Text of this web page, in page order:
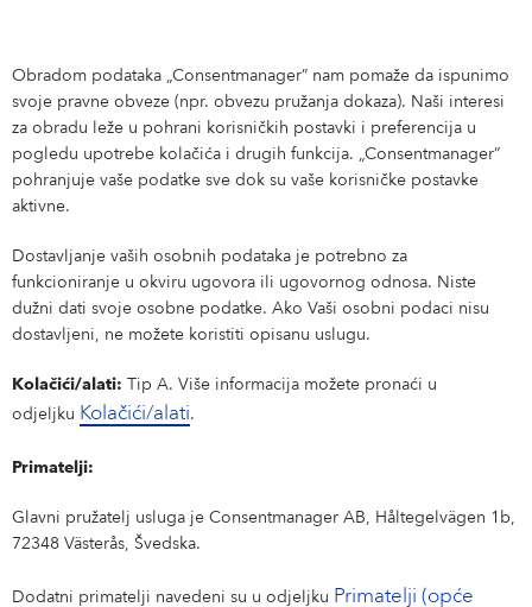
Obradom podataka „Consentmanager” nam pomaže da ispunimo
svoje pravne obveze (npr. obvezu pružanja dokaza). Naši interesi
za obradu leže u pohrani korisničkih postavki i preferencija u
pogledu upotrebe kolačića i drugih funkcija. „Consentmanager”
pohranjuje vaše podatke sve dok su vaše korisničke postavke
aktivne.
Dostavljanje vaših osobnih podataka je potrebno za
funkcioniranje u okviru ugovora ili ugovornog odnosa. Niste
dužni dati svoje osobne podatke. Ako Vaši osobni podaci nisu
dostavljeni, ne možete koristiti opisanu uslugu.
Kolačići/alati: Tip A. Više informacija možete pronaći u
odjeljku Kolačići/alati.
Primatelji:
Glavni pružatelj usluga je Consentmanager AB, Håltegelvägen 1b,
72348 Västerås, Švedska.
Dodatni primatelji navedeni su u odjeljku Primatelji (opće